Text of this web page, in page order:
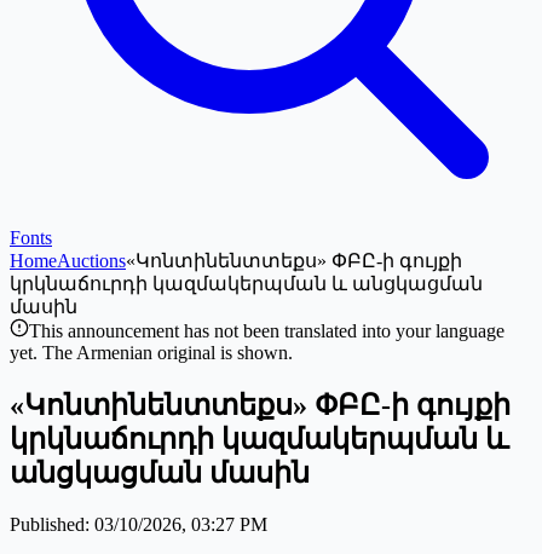
Fonts
HomeAuctions«Կոնտինենտտեքս» ՓԲԸ-ի գույքի
կրկնաճուրդի կազմակերպման և անցկացման
մասին
This announcement has not been translated into your language
yet. The Armenian original is shown.
«Կոնտինենտտեքս» ՓԲԸ-ի գույքի
կրկնաճուրդի կազմակերպման և
անցկացման մասին
Published: 03/10/2026, 03:27 PM